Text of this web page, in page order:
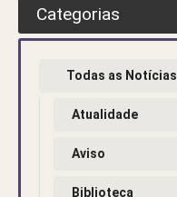
Categorias
Todas as Notícias
Atualidade
Aviso
Biblioteca